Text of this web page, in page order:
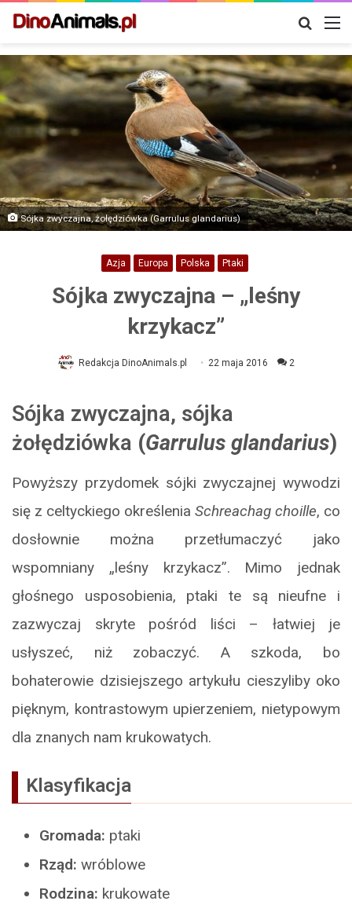
Szukaj
Sójka zwyczajna, żołędziówka (Garrulus glandarius)
Azja Europa Polska Ptaki
Sójka zwyczajna – „leśny
krzykacz”
Redakcja DinoAnimals.pl 22 maja 2016 2
Sójka zwyczajna, sójka
żołędziówka (Garrulus glandarius)
Powyższy przydomek sójki zwyczajnej wywodzi
się z celtyckiego określenia Schreachag choille, co
dosłownie można przetłumaczyć jako
wspomniany „leśny krzykacz”. Mimo jednak
głośnego usposobienia, ptaki te są nieufne i
zazwyczaj skryte pośród liści – łatwiej je
usłyszeć, niż zobaczyć. A szkoda, bo
bohaterowie dzisiejszego artykułu cieszyliby oko
pięknym, kontrastowym upierzeniem, nietypowym
dla znanych nam krukowatych.
Klasyfikacja
Gromada: ptaki
Rząd: wróblowe
Rodzina: krukowate